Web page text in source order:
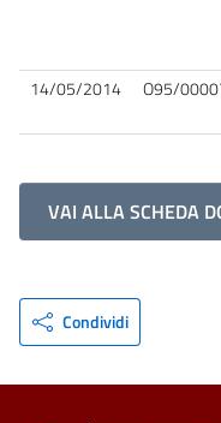
14/05/2014 O95/
VAI ALLA SCHEDA
Condividi